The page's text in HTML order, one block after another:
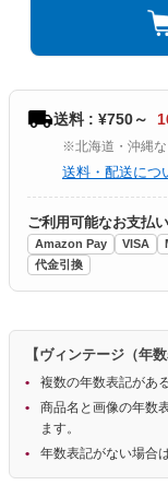
送料 : ¥750～
※北海道・沖縄な
送料・配送につ
ご利用可能なお支払
Amazon Pay VISA
代金引換
【ヴィンテージ（年
複数の年数表記があ
商品名と画像の年数
ます。
年数表記がない場合は